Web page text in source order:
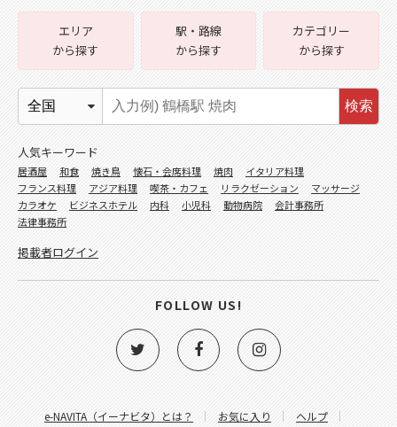
e-NAVITA（イーナビタ）とは？ お気に入り ヘルプ
エリア
から探す
駅・路線
から探す
カテゴリー
から探す
検索
人気キーワード
居酒屋 和食 焼き鳥 懐石・会席料理 焼肉
イタリア料理
フランス料理
アジア料理 喫茶・カフェ リラクゼーション
マッサージ
カラオケ
ビジネスホテル 内科 小児科 動物病院
会計事務所
法律事務所
掲載者ログイン
FOLLOW US!